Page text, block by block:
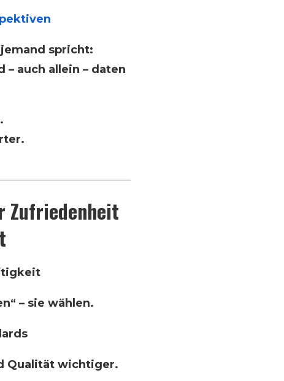
spricht:
– auch allein – daten
Zufriedenheit
– sie wählen.
Qualität wichtiger.